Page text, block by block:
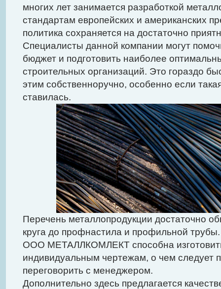
многих лет занимается разработкой
стандартам европейских и американских
политика сохраняется на достаточно
Специалисты данной компании могут
бюджет и подготовить наиболее
строительных организаций. Это гораздо
этим собственноручно, особенно если
ставилась.
Перечень металлопродукции достаточно
круга до профнастила и профильной
ООО МЕТАЛЛКОМЛЕКТ способна
индивидуальным чертежам, о чем следует
переговорить с менеджером.
Дополнительно здесь предлагается